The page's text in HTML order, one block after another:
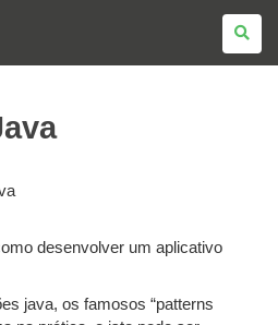
desenvolver um aplicativo
java, os famosos “patterns